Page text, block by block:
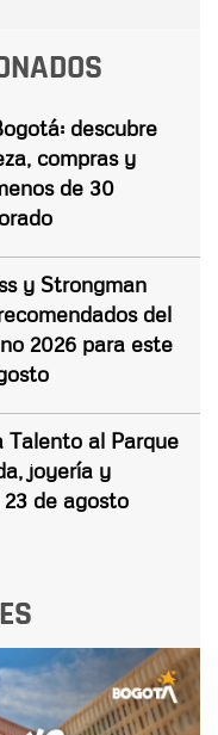
descubre
compras y
de 30
y Strongman
del
2026 para este
Talento al Parque
joyería y
23 de agosto